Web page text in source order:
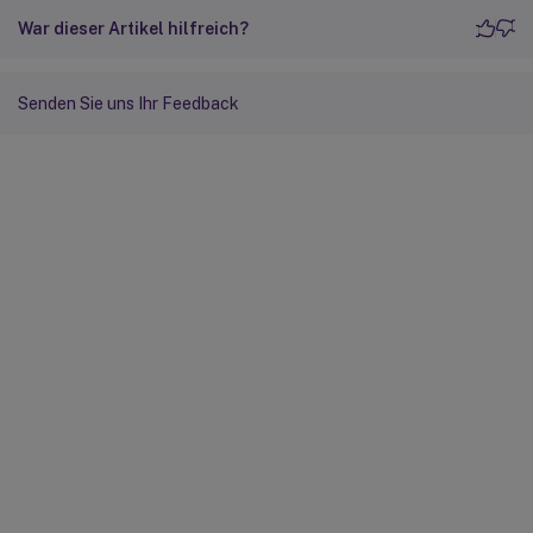
War dieser Artikel hilfreich?
Senden Sie uns Ihr Feedback